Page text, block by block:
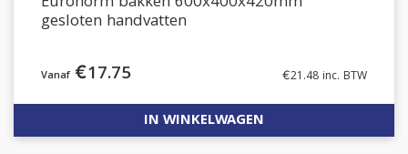
gesloten handvatten
€17.75 €21.48 inc. BTW
IN WINKELWAGEN